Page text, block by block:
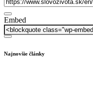
Embed
Najnovšie články